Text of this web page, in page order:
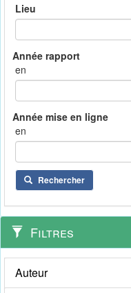
Lieu
en
en
Rechercher
Filtres
Auteur